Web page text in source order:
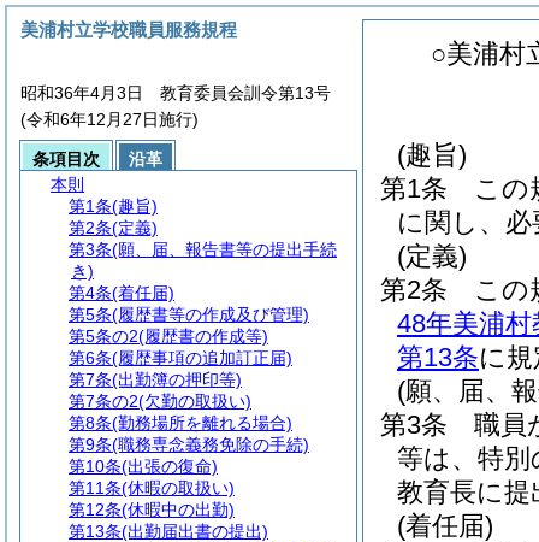
○美浦村
(趣旨)
第1条
この
に関し、
(定義)
第2条
この
48年美浦
第13条に
(願、届、
第3条
職員
等は、特
教育長に
(着任届)
美浦村立学校職員服務規程
昭和36年4月3日 教育委員会訓令第13号
(令和6年12月27日施行)
条項目次
沿革
本則
第1条(趣旨)
第2条(定義)
第3条(願、届、報告書等の提出手続
き)
第4条(着任届)
第5条(履歴書等の作成及び管理)
第5条の2(履歴書の作成等)
第6条(履歴事項の追加訂正届)
第7条(出勤簿の押印等)
第7条の2(欠勤の取扱い)
第8条(勤務場所を離れる場合)
第9条(職務専念義務免除の手続)
第10条(出張の復命)
第11条(休暇の取扱い)
第12条(休暇中の出勤)
第13条(出勤届出書の提出)